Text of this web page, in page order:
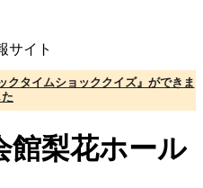
サイト
クタイムショッククイズ』ができま
た
館梨花ホール